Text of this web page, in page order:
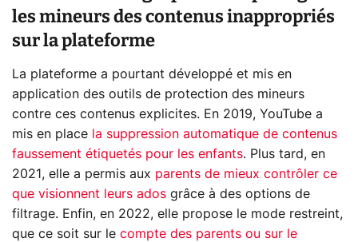
les mineurs des contenus inappropriés
sur la plateforme
La plateforme a pourtant développé et mis en
application des outils de protection des mineurs
contre ces contenus explicites. En 2019, YouTube a
mis en place la suppression automatique de contenus
faussement étiquetés pour les enfants. Plus tard, en
2021, elle a permis aux parents de mieux contrôler ce
que visionnent leurs ados grâce à des options de
filtrage. Enfin, en 2022, elle propose le mode restreint,
que ce soit sur le compte des parents ou sur le